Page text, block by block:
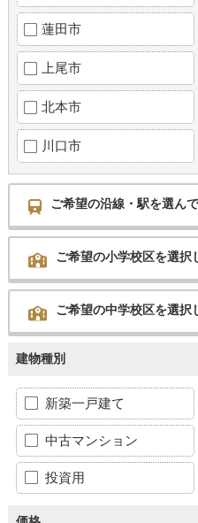
蓮田市
上尾市
北本市
川口市
ご希望の沿線・駅を選ん
ご希望の小学校区を選択
ご希望の中学校区を選択
建物種別
新築一戸建て
中古マンション
投資用